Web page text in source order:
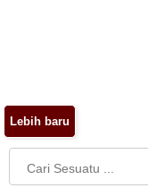
Lebih baru